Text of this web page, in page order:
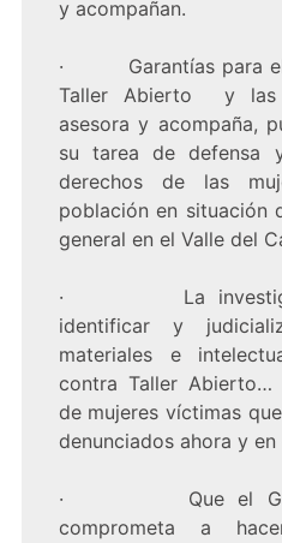
y acompañan.
· Garantías para el
Taller Abierto y las
asesora y acompaña,
su tarea de defensa
derechos de las
población en situación
general en el Valle del
· La
identificar y
materiales e
contra Taller Abierto…
de mujeres víctimas
denunciados ahora y
· Que el
comprometa a